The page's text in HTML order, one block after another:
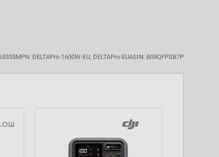
MPN: DELTAPro-1600W-EU, DELTAPro-EUASIN: B09QFPSB7P